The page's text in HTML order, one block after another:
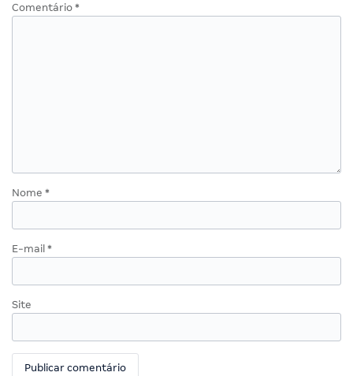
Comentário *
Nome *
E-mail *
Site